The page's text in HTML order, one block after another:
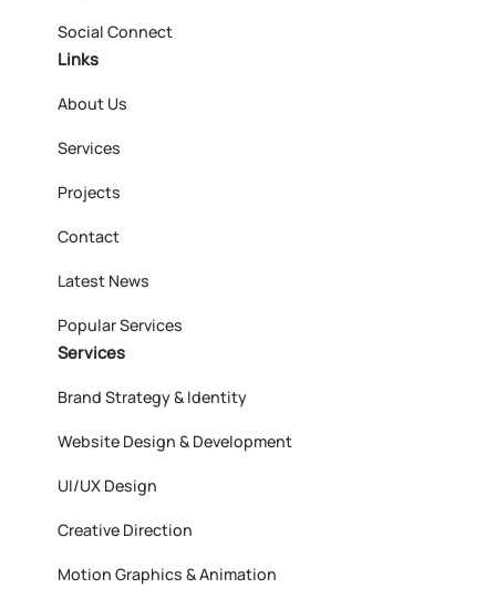
Social Connect
Links
About Us
Services
Projects
Contact
Latest News
Popular Services
Services
Brand Strategy & Identity
Website Design & Development
UI/UX Design
Creative Direction
Motion Graphics & Animation